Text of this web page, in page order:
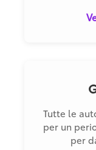
Tutte le
per un
per